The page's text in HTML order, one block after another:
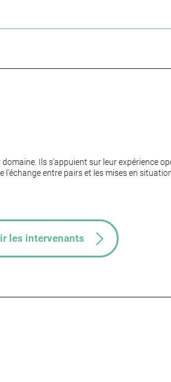
Ils s'appuient sur leur expérience
entre pairs et les mises en
les intervenants